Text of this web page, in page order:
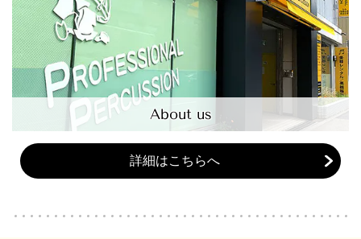
About us
詳細はこちらへ